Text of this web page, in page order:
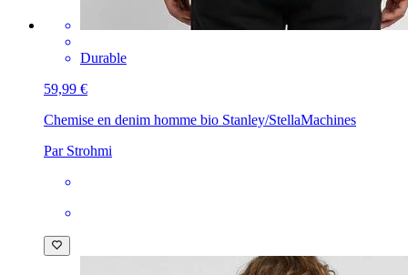
Durable
59,99 €
Chemise en denim homme bio Stanley/StellaMachines
Par Strohmi